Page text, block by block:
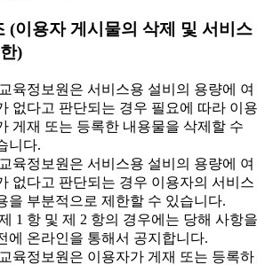
(이용자 게시물의 삭제 및 서비스
)
육정보원은 서비스용 설비의 용량에 여
없다고 판단되는 경우 필요에 따라 이용
게재 또는 등록한 내용물을 삭제할 수
니다.
육정보원은 서비스용 설비의 용량에 여
없다고 판단되는 경우 이용자의 서비스
을 부분적으로 제한할 수 있습니다.
1 항 및 제 2 항의 경우에는 당해 사항을
에 온라인을 통해서 공지합니다.
육정보원은 이용자가 게재 또는 등록하